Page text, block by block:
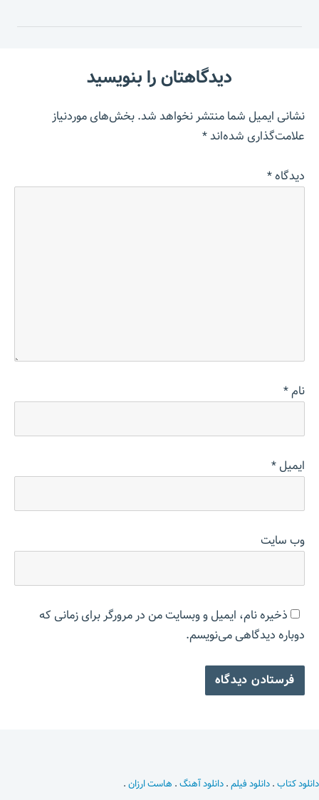
دیدگاهتان را بنویسید
نشانی ایمیل شما منتشر نخواهد شد.بخش‌های موردنیاز
علامت‌گذاری شده‌اند*
دیدگاه*
نام*
ایمیل*
وب‌ سایت
ذخیره نام، ایمیل و وبسایت من در مرورگر برای زمانی که
دوباره دیدگاهی می‌نویسم.
دانلود کتاب.دانلود فیلم.دانلود آهنگ. هاست ارزان.